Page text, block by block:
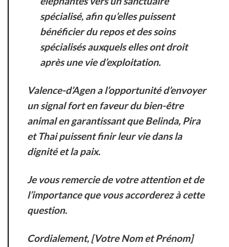
spécialisé, afin qu’elles puissent
bénéficier du repos et des soins
spécialisés auxquels elles ont droit
après une vie d’exploitation.
Valence-d’Agen a l’opportunité d’envoyer
un signal fort en faveur du bien-être
animal en garantissant que Belinda, Pira
et Thai puissent finir leur vie dans la
dignité et la paix.
Je vous remercie de votre attention et de
l’importance que vous accorderez à cette
question.
Cordialement, [Votre Nom et Prénom]